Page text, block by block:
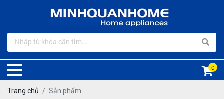
0
Trang chủ Sản phẩm